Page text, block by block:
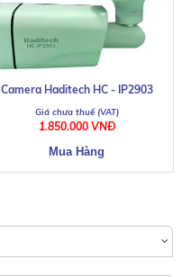
Camera Haditech HC - IP2903
1.850.000 VNĐ